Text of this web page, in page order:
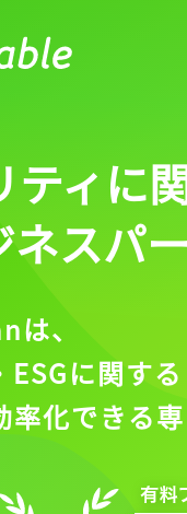
ティに
ネスパ
、
に関する
化できる